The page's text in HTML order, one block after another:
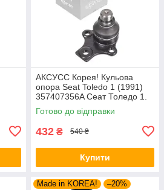
AКСУСС Корея! Кульова
опора Seat Toledo 1 (1991)
357407356A Сеат Толедо 1.
Aксусс Корея - Оригинал!
Готово до відправки
432 ₴ 540 ₴
Купити
Made in KOREA!
–20%